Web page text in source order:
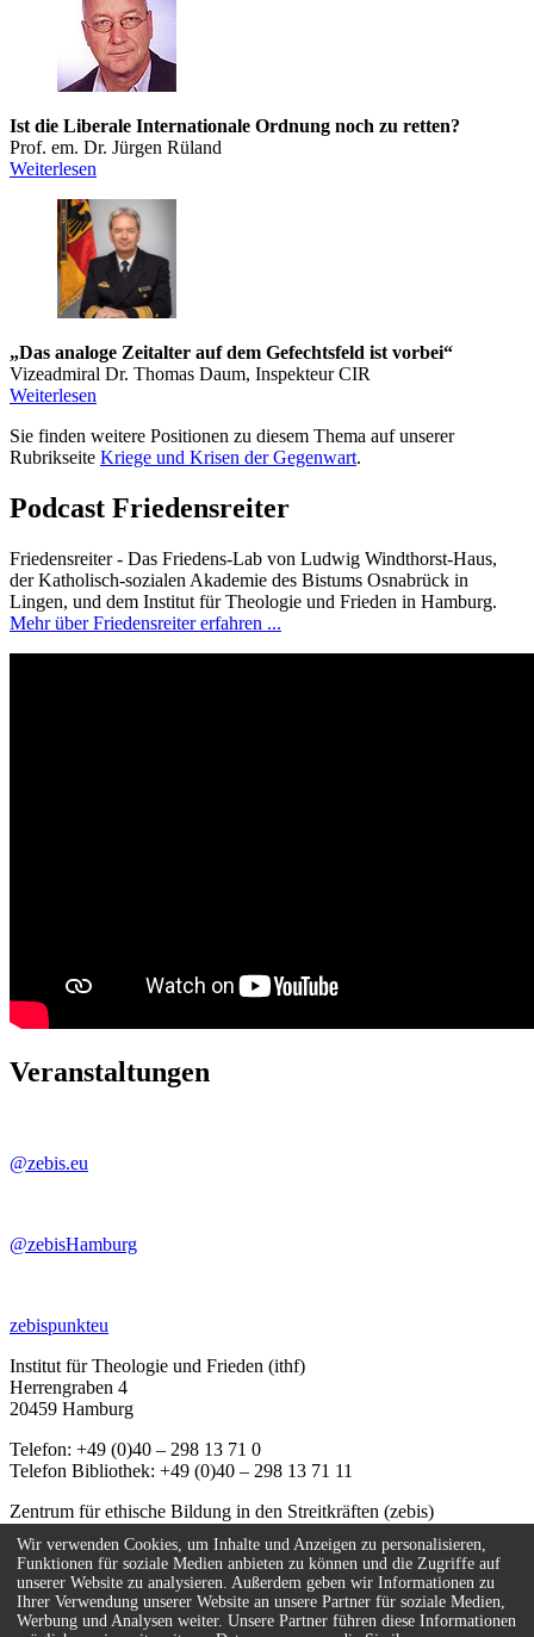
Ist die Liberale Internationale Ordnung noch zu retten?
Prof. em. Dr. Jürgen Rüland
Weiterlesen
„Das analoge Zeitalter auf dem Gefechtsfeld ist vorbei“
Vizeadmiral Dr. Thomas Daum, Inspekteur CIR
Weiterlesen
Sie finden weitere Positionen zu diesem Thema auf unserer
Rubrikseite Kriege und Krisen der Gegenwart.
Podcast Friedensreiter
Friedensreiter - Das Friedens-Lab von Ludwig Windthorst-Haus,
der Katholisch-sozialen Akademie des Bistums Osnabrück in
Lingen, und dem Institut für Theologie und Frieden in Hamburg.
Mehr über Friedensreiter erfahren ...
Veranstaltungen
@zebis.eu
@zebisHamburg
zebispunkteu
Institut für Theologie und Frieden (ithf)
Herrengraben 4
20459 Hamburg
Telefon: +49 (0)40 – 298 13 71 0
Telefon Bibliothek: +49 (0)40 – 298 13 71 11
Zentrum für ethische Bildung in den Streitkräften (zebis)
20459 Hamburg
Telefon: +49 (0)40 – 67 08 59 - 55
E-Mail:info(at)zebis.eu
Wir verwenden Cookies, um Inhalte und Anzeigen zu personalisieren,
Funktionen für soziale Medien anbieten zu können und die Zugriffe auf
unserer Website zu analysieren. Außerdem geben wir Informationen zu
Ihrer Verwendung unserer Website an unsere Partner für soziale Medien,
Werbung und Analysen weiter. Unsere Partner führen diese Informationen